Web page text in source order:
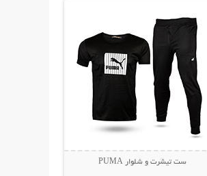
ست تیشرت و شلوار PUMA